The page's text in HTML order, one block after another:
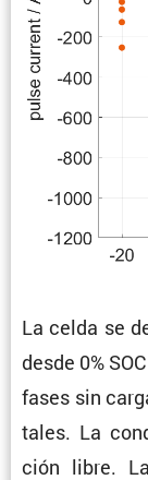
La celda se
desde 0%
fases sin
tales. La
ción libre.